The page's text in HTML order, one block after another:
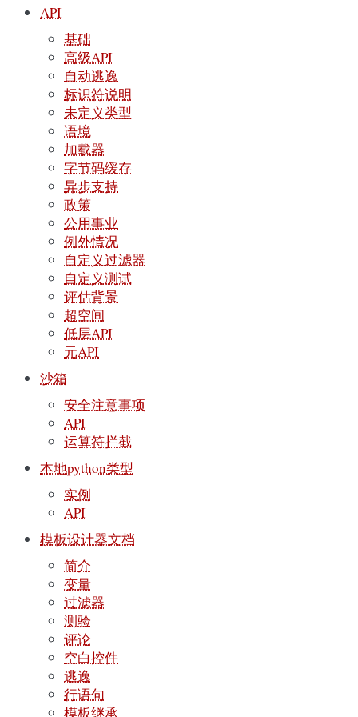
API
基础
高级API
自动逃逸
标识符说明
未定义类型
语境
加载器
字节码缓存
异步支持
政策
公用事业
例外情况
自定义过滤器
自定义测试
评估背景
超空间
低层API
元API
沙箱
安全注意事项
API
运算符拦截
本地python类型
实例
API
模板设计器文档
简介
变量
过滤器
测验
评论
空白控件
逃逸
行语句
模板继承